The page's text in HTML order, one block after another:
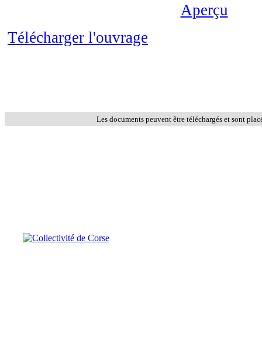
Aperçu
Télécharger l'ouvrage
Les documents peuvent être téléchargés et sont